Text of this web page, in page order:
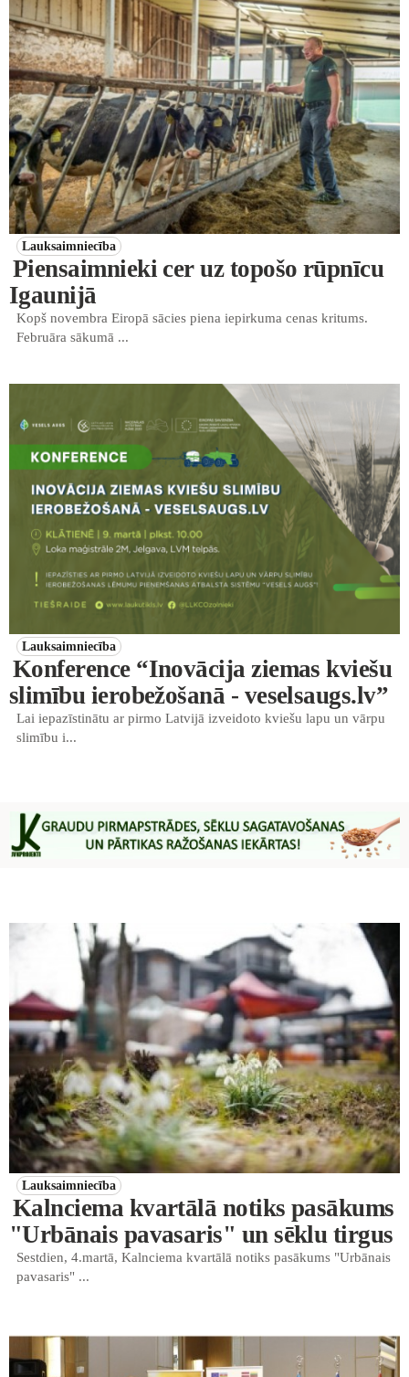
Lauksaimniecība
Piensaimnieki cer uz topošo rūpnīcu
Igaunijā
Kopš novembra Eiropā sācies piena iepirkuma cenas kritums.
Februāra sākumā ...
Lauksaimniecība
Konference “Inovācija ziemas kviešu
slimību ierobežošanā - veselsaugs.lv”
Lai iepazīstinātu ar pirmo Latvijā izveidoto kviešu lapu un vārpu
slimību i...
Lauksaimniecība
Kalnciema kvartālā notiks pasākums
"Urbānais pavasaris" un sēklu tirgus
Sestdien, 4.martā, Kalnciema kvartālā notiks pasākums "Urbānais
pavasaris" ...